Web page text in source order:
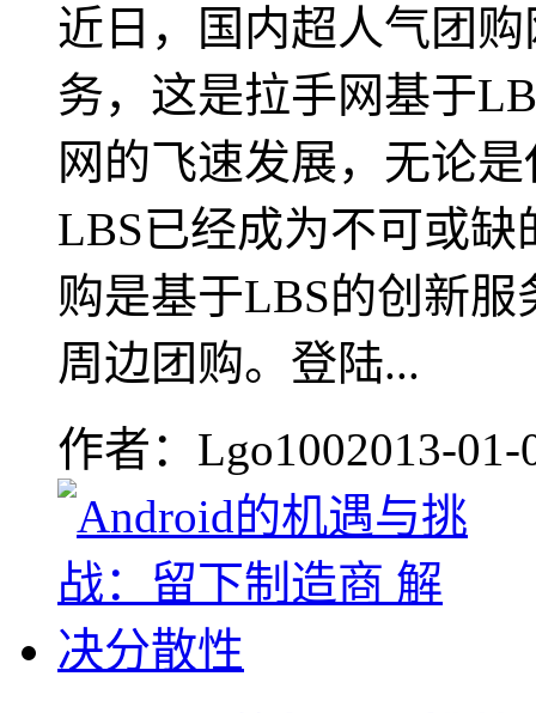
近日，国内超人气团
务，这是拉手网基于
网的飞速发展，无论
LBS已经成为不可或
购是基于LBS的创新
周边团购。登陆...
作者：Lgo1002013-01-